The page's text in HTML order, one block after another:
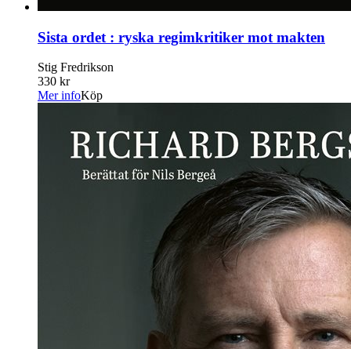
Sista ordet : ryska regimkritiker mot makten
Stig Fredrikson
330 kr
Mer infoKöp